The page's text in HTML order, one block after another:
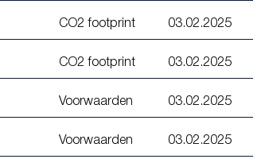
CO2 footprint 03.02.2025
CO2 footprint 03.02.2025
Voorwaarden 03.02.2025
Voorwaarden 03.02.2025